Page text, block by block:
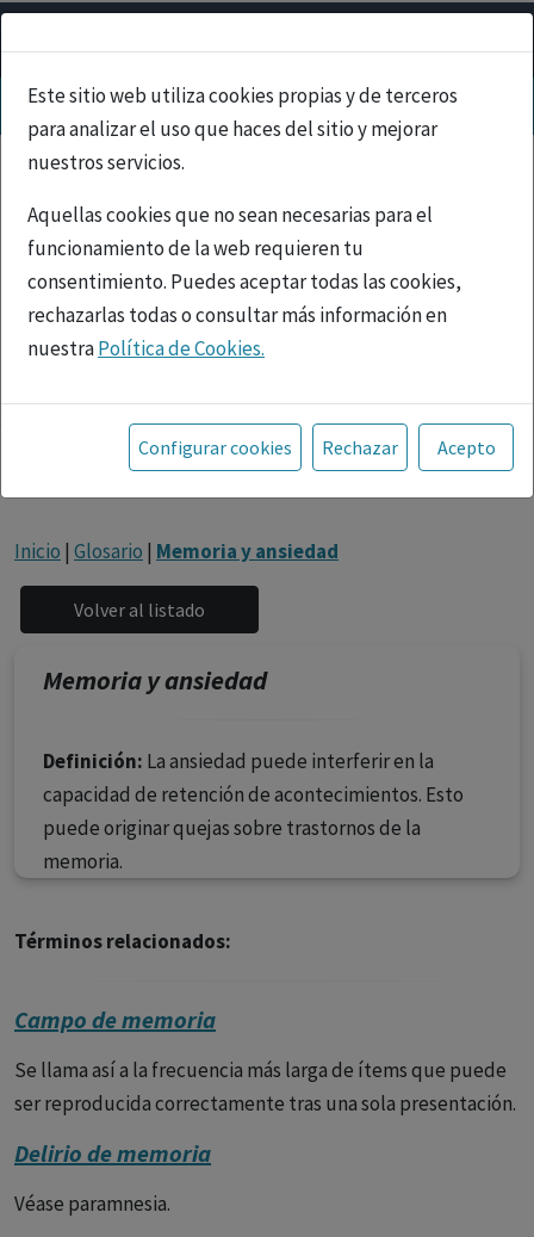
Este sitio web utiliza cookies propias y de terceros
para analizar el uso que haces del sitio y mejorar
nuestros servicios.
Aquellas cookies que no sean necesarias para el
funcionamiento de la web requieren tu
consentimiento. Puedes aceptar todas las cookies,
rechazarlas todas o consultar más información en
nuestraPolítica de Cookies.
Toda la información incluida en la Página Web está
referida a productos del mercado español y, por
tanto, dirigida a profesionales sanitarios legalmente
facultados para prescribir o dispensar medicamentos
fármacos se facilita a título meramente informativo,
siendo responsabilidad de los profesionales
facultados prescribir medicamentos y decidir, en cada
caso concreto, el tratamiento más adecuado a las
necesidades del paciente.
Configurar cookies Rechazar Acepto
Inicio | Glosario | Memoria y ansiedad
Memoria y ansiedad
Definición: La ansiedad puede interferir en la
capacidad de retención de acontecimientos. Esto
puede originar quejas sobre trastornos de la
memoria.
Términos relacionados:
Campo de memoria
Se llama así a la frecuencia más larga de ítems que puede
ser reproducida correctamente tras una sola presentación.
Delirio de memoria
Véase paramnesia.